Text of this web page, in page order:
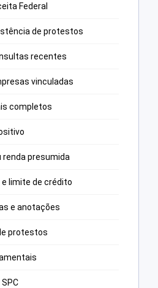
Federal
de protestos
recentes
vinculadas
completos
renda presumida
limite de crédito
e anotações
protestos